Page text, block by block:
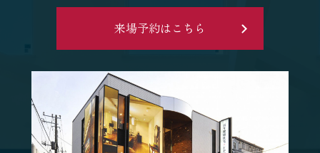
来場予約はこちら